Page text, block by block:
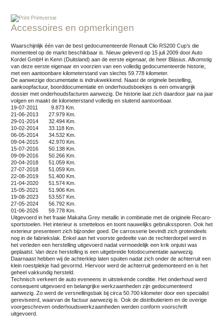
Printversie
Accessoires en opmerkingen
Waarschijnlijk één van de best gedocumenteerde Renault Clio RS200 Cup’s die
momenteel op de markt beschikbaar is. Nieuw geleverd op 15 juli 2009 door Auto
Kordel GmbH in Kenn (Duitsland) aan de eerste eigenaar, de heer Bläsius. Afkomstig
van deze eerste eigenaar en voorzien van een volledig gedocumenteerde historie,
met een aantoonbare kilometerstand van slechts 59.778 kilometer.
De aanwezige documentatie is indrukwekkend. Naast de originele bestelling,
aankoopfactuur, boorddocumentatie en onderhoudsboekjes is een omvangrijk
dossier met onderhoudsfacturen aanwezig. De historie laat zich daardoor jaar na jaar
volgen en maakt de kilometerstand volledig en sluitend aantoonbaar.
19-07-2011 9.873 Km.
21-06-2013 27.979 Km.
29-01-2014 32.494 Km.
10-02-2014 33.118 Km.
06-05-2014 34.532 Km.
09-04-2015 42.970 Km.
15-07-2016 50.138 Km.
09-09-2016 50.266 Km.
20-04-2018 51.059 Km.
27-07-2018 51.059 Km.
22-08-2019 51.400 Km.
21-04-2020 51.574 Km.
15-05-2021 51.906 Km.
19-08-2023 53.557 Km.
27-05-2024 56.792 Km.
01-06-2026 59.778 Km.
Uitgevoerd in het fraaie Makaha Grey metallic in combinatie met de originele Recaro-
sportstoelen. Het interieur is smetteloos en toont nauwelijks gebruikssporen. Ook het
exterieur presenteert zich bijzonder goed. De carrosserie bevindt zich grotendeels
nog in de fabriekslak. Enkel aan het voorste gedeelte van de rechterdorpel werd in
het verleden een herstelling uitgevoerd nadat vermoedelijk een krik onjuist was
geplaatst. Van deze herstelling is een uitgebreide fotodocumentatie aanwezig.
Daarnaast hebben wij de achterklep laten spuiten nadat zich onder de achterruit een
klein roestplekje had gevormd. Hiervoor werd de achterruit gedemonteerd en is het
geheel vakkundig hersteld.
Technisch verkeert de auto eveneens in uitstekende conditie. Het onderhoud werd
consequent uitgevoerd en belangrijke werkzaamheden zijn gedocumenteerd
aanwezig. Zo werd de versnellingsbak bij circa 50.700 kilometer door een specialist
gereviseerd, waarvan de factuur aanwezig is. Ook de distributieriem en de overige
voorgeschreven onderhoudswerkzaamheden werden conform voorschrift
uitgevoerd.